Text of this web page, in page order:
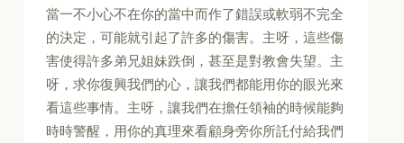
當一不小心不在你的當中而作了錯誤或軟弱不完全
的決定，可能就引起了許多的傷害。主呀，這些傷
害使得許多弟兄姐妹跌倒，甚至是對教會失望。主
呀，求你復興我們的心，讓我們都能用你的眼光來
看這些事情。主呀，讓我們在擔任領袖的時候能夠
時時警醒，用你的真理來看顧身旁你所託付給我們